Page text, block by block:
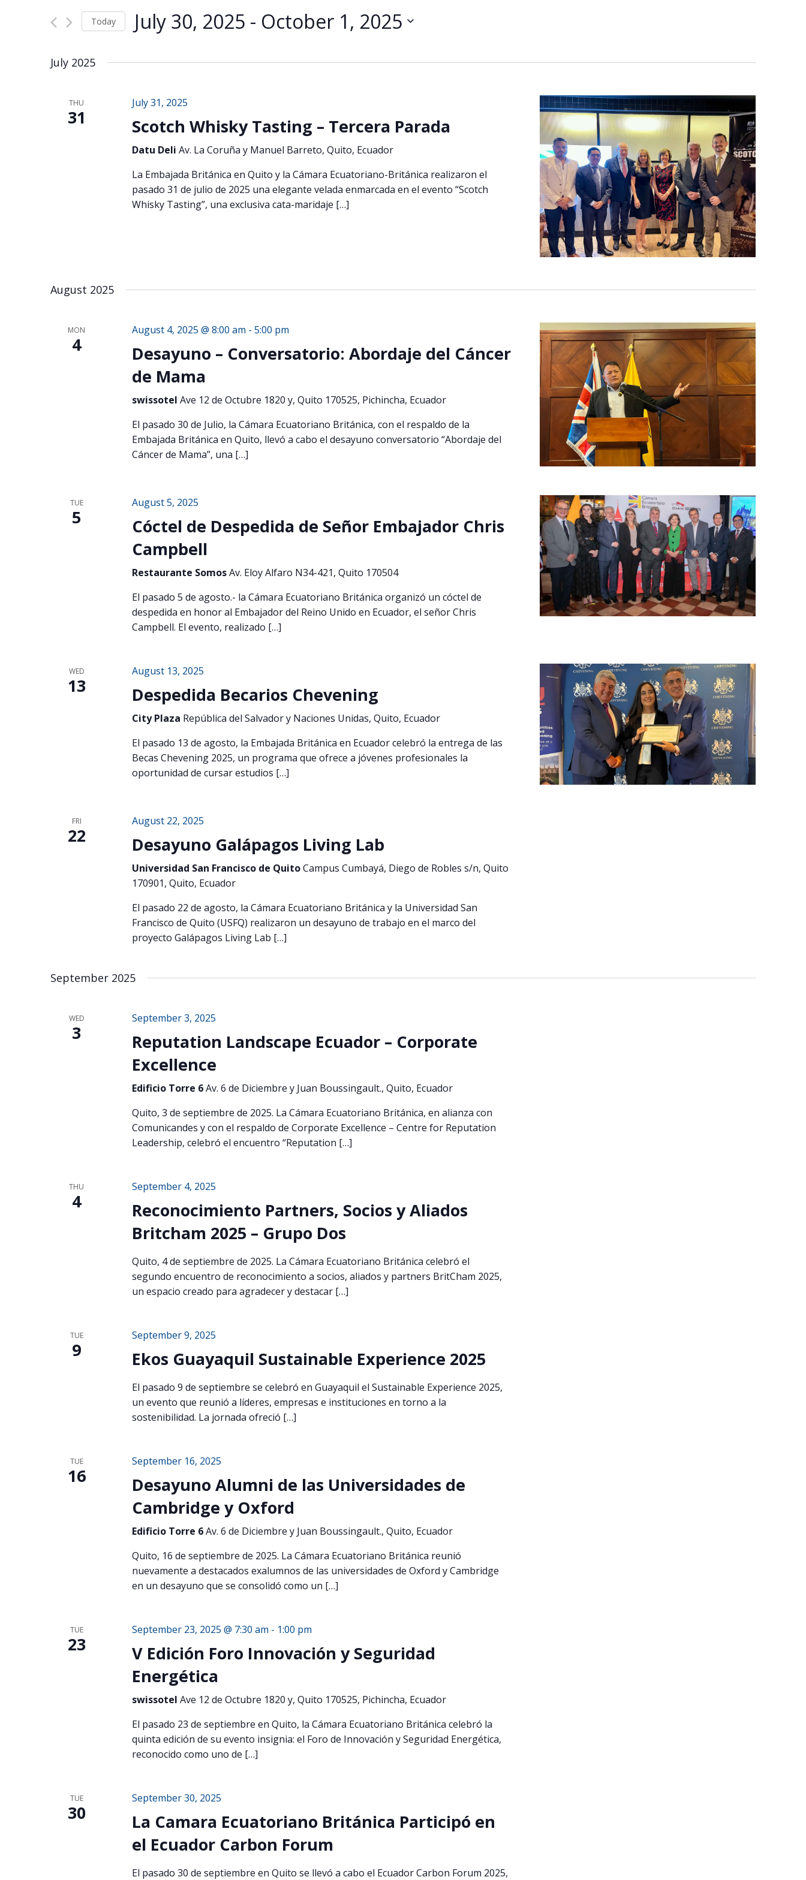
Navigation
Events
by
Today July 30, 2025 - October 1, 2025
July 2025
THU
31
July 31, 2025
Scotch Whisky Tasting – Tercera Parada
Datu Deli Av. La Coruña y Manuel Barreto, Quito, Ecuador
La Embajada Británica en Quito y la Cámara Ecuatoriano-Británica realizaron el
pasado 31 de julio de 2025 una elegante velada enmarcada en el evento “Scotch
Whisky Tasting”, una exclusiva cata-maridaje […]
August 2025
MON
4
August 4, 2025 @ 8:00 am - 5:00 pm
Desayuno – Conversatorio: Abordaje del Cáncer
de Mama
swissotel Ave 12 de Octubre 1820 y, Quito 170525, Pichincha, Ecuador
El pasado 30 de Julio, la Cámara Ecuatoriano Británica, con el respaldo de la
Embajada Británica en Quito, llevó a cabo el desayuno conversatorio “Abordaje del
Cáncer de Mama”, una […]
TUE
5
August 5, 2025
Cóctel de Despedida de Señor Embajador Chris
Campbell
Restaurante SomosAv. Eloy Alfaro N34-421, Quito 170504
El pasado 5 de agosto.- la Cámara Ecuatoriano Británica organizó un cóctel de
despedida en honor al Embajador del Reino Unido en Ecuador, el señor Chris
Campbell. El evento, realizado […]
WED
13
August 13, 2025
Despedida Becarios Chevening
City Plaza República del Salvador y Naciones Unidas, Quito, Ecuador
El pasado 13 de agosto, la Embajada Británica en Ecuador celebró la entrega de las
Becas Chevening 2025, un programa que ofrece a jóvenes profesionales la
oportunidad de cursar estudios […]
FRI
22
August 22, 2025
Desayuno Galápagos Living Lab
Universidad San Francisco de QuitoCampus Cumbayá, Diego de Robles s/n, Quito
170901, Quito, Ecuador
El pasado 22 de agosto, la Cámara Ecuatoriano Británica y la Universidad San
Francisco de Quito (USFQ) realizaron un desayuno de trabajo en el marco del
proyecto Galápagos Living Lab […]
September 2025
WED
3
September 3, 2025
Reputation Landscape Ecuador – Corporate
Excellence
Edificio Torre 6Av. 6 de Diciembre y Juan Boussingault., Quito, Ecuador
Quito, 3 de septiembre de 2025. La Cámara Ecuatoriano Británica, en alianza con
Comunicandes y con el respaldo de Corporate Excellence – Centre for Reputation
Leadership, celebró el encuentro “Reputation […]
THU
4
September 4, 2025
Reconocimiento Partners, Socios y Aliados
Britcham 2025 – Grupo Dos
Quito, 4 de septiembre de 2025. La Cámara Ecuatoriano Británica celebró el
segundo encuentro de reconocimiento a socios, aliados y partners BritCham 2025,
un espacio creado para agradecer y destacar […]
TUE
9
September 9, 2025
Ekos Guayaquil Sustainable Experience 2025
El pasado 9 de septiembre se celebró en Guayaquil el Sustainable Experience 2025,
un evento que reunió a líderes, empresas e instituciones en torno a la
sostenibilidad. La jornada ofreció […]
TUE
16
September 16, 2025
Desayuno Alumni de las Universidades de
Cambridge y Oxford
Edificio Torre 6Av. 6 de Diciembre y Juan Boussingault., Quito, Ecuador
Quito, 16 de septiembre de 2025. La Cámara Ecuatoriano Británica reunió
nuevamente a destacados exalumnos de las universidades de Oxford y Cambridge
en un desayuno que se consolidó como un […]
TUE
23
September 23, 2025 @ 7:30 am - 1:00 pm
V Edición Foro Innovación y Seguridad
Energética
swissotel Ave 12 de Octubre 1820 y, Quito 170525, Pichincha, Ecuador
El pasado 23 de septiembre en Quito, la Cámara Ecuatoriano Británica celebró la
quinta edición de su evento insignia: el Foro de Innovación y Seguridad Energética,
reconocido como uno de […]
TUE
30
September 30, 2025
La Camara Ecuatoriano Británica Participó en
el Ecuador Carbon Forum
El pasado 30 de septiembre en Quito se llevó a cabo el Ecuador Carbon Forum 2025,